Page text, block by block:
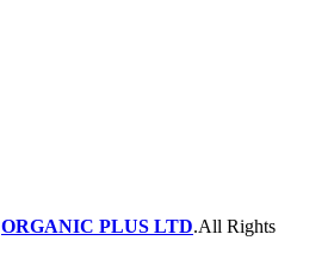
ORGANIC PLUS LTD.All Rights